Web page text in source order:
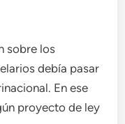
sobre los
debía pasar
En ese
proyecto de ley